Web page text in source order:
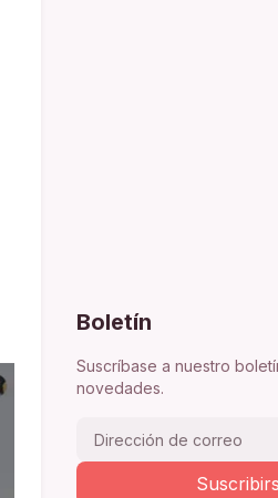
Boletín
Suscríbase a nuestro
novedades.